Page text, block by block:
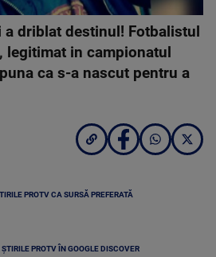
driblat destinul! Fotbalistul
legitimat in campionatul
ca s-a nascut pentru a
PROTV CA SURSĂ PREFERATĂ
PROTV ÎN GOOGLE DISCOVER